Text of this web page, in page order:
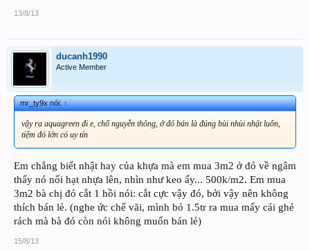
13/8/13
ducanh1990
Active Member
mr_ty9x nói:↑
vậy ra aquagreen đi e, chổ nguyễn thông, ở đó bán là đúng bùi nhùi nhật luôn,
tiệm đó lớn có uy tín
Em chẳng biết nhật hay của khựa mà em mua 3m2 ở đó về ngâm
thấy nó nổi hạt nhựa lên, nhìn như keo ấy... 500k/m2. Em mua
3m2 bà chị đó cắt 1 hồi nói: cắt cực vậy đó, bởi vậy nên không
thích bán lẻ. (nghe ức chế vãi, mình bỏ 1.5tr ra mua mấy cái ghẻ
rách mà bà đó còn nói không muốn bán lẻ)
15/8/13